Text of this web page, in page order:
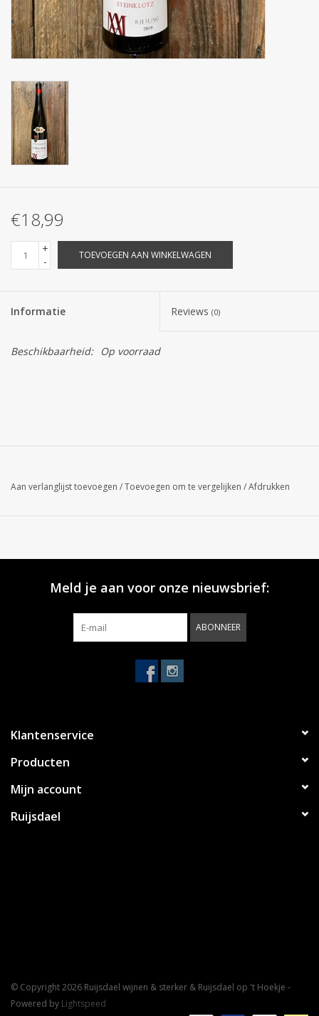
€18,99
+
-
TOEVOEGEN AAN WINKELWAGEN
Informatie Reviews (0)
Beschikbaarheid: Op voorraad
Aan verlanglijst toevoegen /Toevoegen om te vergelijken /Afdrukken
Meld je aan voor onze nieuwsbrief:
ABONNEER
Klantenservice
Producten
Mijn account
Ruijsdael
© Copyright 2026 Ruijsdael wijnen & sterker & Ruijsdael op 't Hoekje -
Powered by Lightspeed